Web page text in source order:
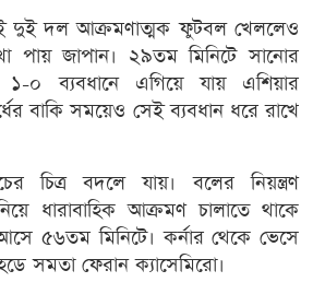
দুই দল আক্রমণাত্মক ফুটবল খেললেও
পায় জাপান। ২৯তম মিনিটে সানোর
১-০ ব্যবধানে এগিয়ে যায় এশিয়ার
বাকি সময়েও সেই ব্যবধান ধরে রাখে
চিত্র বদলে যায়। বলের নিয়ন্ত্রণ
ধারাবাহিক আক্রমণ চালাতে থাকে
৫৬তম মিনিটে। কর্নার থেকে ভেসে
সমতা ফেরান ক্যাসেমিরো।